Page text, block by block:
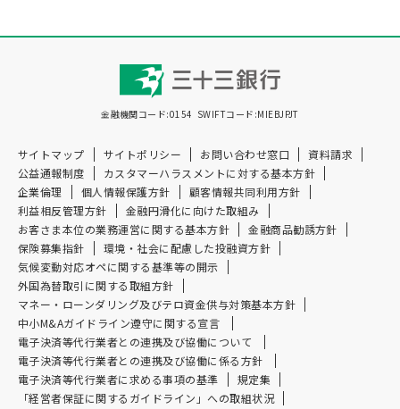
金融機関コード:0154 SWIFTコード:MIEBJPJT
サイトマップ サイトポリシー お問い合わせ窓口
資料請求
公益通報制度
カスタマーハラスメントに対する基本方針
企業倫理
個人情報保護方針
顧客情報共同利用方針
利益相反管理方針
金融円滑化に向けた取組み
お客さま本位の業務運営に関する基本方針
金融商品勧誘方針
保険募集指針
環境・社会に配慮した投融資方針
気候変動対応オペに関する基準等の開示
外国為替取引に関する取組方針
マネー・ローンダリング及びテロ資金供与対策基本方針
中小M&Aガイドライン遵守に関する宣言
電子決済等代行業者との連携及び協働について
電子決済等代行業者との連携及び協働に係る方針
電子決済等代行業者に求める事項の基準
規定集
「経営者保証に関するガイドライン」への取組状況